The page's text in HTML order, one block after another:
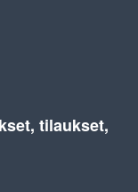
tilaukset,